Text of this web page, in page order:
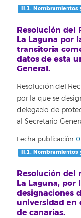
II.1. Nombramientos
Resolución del
La Laguna por
transitoria
datos de esta
General.
Resolución del
por la que se
delegado de
al Secretario
Fecha publicación
II.1. Nombramientos
Resolución del
La Laguna, por
designaciones
universidad en
de canarias.